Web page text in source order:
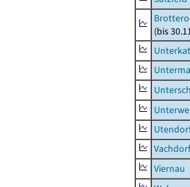
(bis
Vachdorf
Viernau